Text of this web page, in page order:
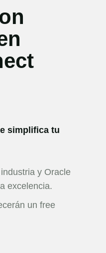
simplifica tu
y Oracle
excelencia.
un free